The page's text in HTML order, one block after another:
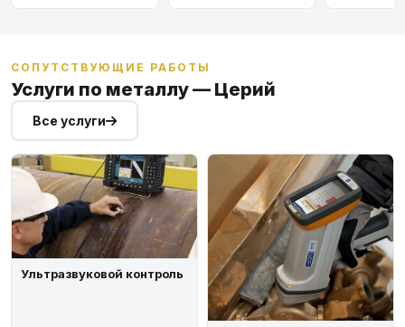
СОПУТСТВУЮЩИЕ РАБОТЫ
Услуги по металлу — Церий
Все услуги
Ультразвуковой контроль